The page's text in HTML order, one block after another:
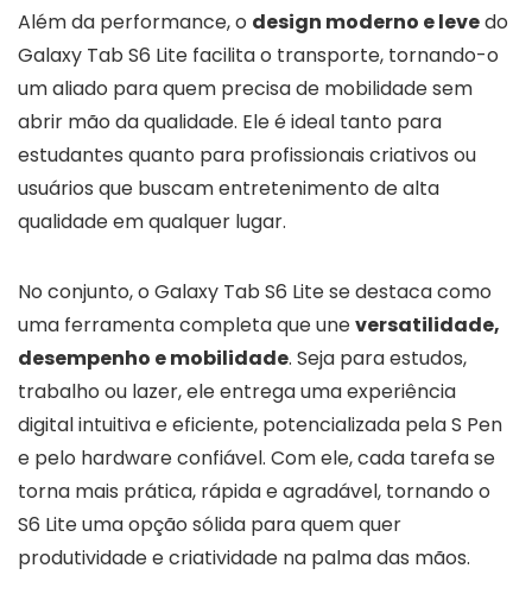
Além da performance, o design moderno e levedo
Galaxy Tab S6 Lite facilita o transporte, tornando-o
um aliado para quem precisa de mobilidade sem
abrir mão da qualidade. Ele é ideal tanto para
estudantes quanto para profissionais criativos ou
usuários que buscam entretenimento de alta
qualidade em qualquer lugar.
No conjunto, o Galaxy Tab S6 Lite se destaca como
uma ferramenta completa que uneversatilidade,
desempenho e mobilidade. Seja para estudos,
trabalho ou lazer, ele entrega uma experiência
digital intuitiva e eficiente, potencializada pela S Pen
e pelo hardware confiável. Com ele, cada tarefa se
torna mais prática, rápida e agradável, tornando o
S6 Lite uma opção sólida para quem quer
produtividade e criatividade na palma das mãos.